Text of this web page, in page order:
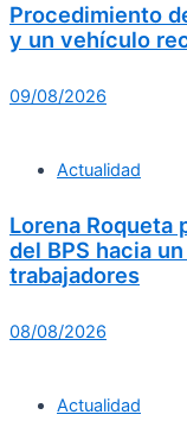
Procedimiento
y un vehículo
09/08/2026
Actualidad
Lorena Roqueta
del BPS hacia
trabajadores
08/08/2026
Actualidad